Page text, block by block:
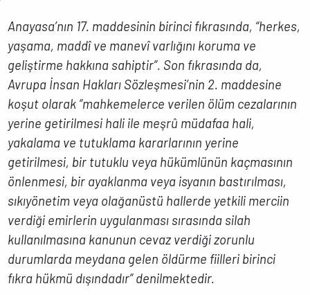
Anayasa’nın 17. maddesinin birinci fıkrasında, “herkes,
yaşama, maddî ve manevî varlığını koruma ve
geliştirme hakkına sahiptir”. Son fıkrasında da,
Avrupa İnsan Hakları Sözleşmesi’nin 2. maddesine
koşut olarak “mahkemelerce verilen ölüm cezalarının
yerine getirilmesi hali ile meşrû müdafaa hali,
yakalama ve tutuklama kararlarının yerine
getirilmesi, bir tutuklu veya hükümlünün kaçmasının
önlenmesi, bir ayaklanma veya isyanın bastırılması,
sıkıyönetim veya olağanüstü hallerde yetkili merciin
verdiği emirlerin uygulanması sırasında silah
kullanılmasına kanunun cevaz verdiği zorunlu
durumlarda meydana gelen öldürme fiilleri birinci
fıkra hükmü dışındadır” denilmektedir.